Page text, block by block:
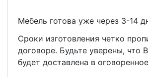
Мебель готова уже через 3-14
Сроки изготовления четко
договоре. Будьте уверены, что
будет доставлена в